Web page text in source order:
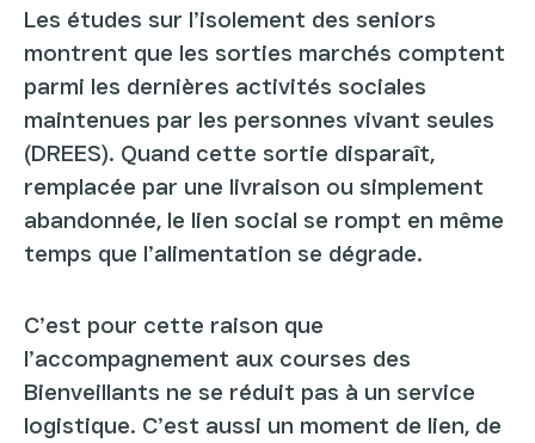
Les études sur l’isolement des seniors
montrent que les sorties marchés comptent
parmi les dernières activités sociales
maintenues par les personnes vivant seules
(DREES). Quand cette sortie disparaît,
remplacée par une livraison ou simplement
abandonnée, le lien social se rompt en même
temps que l’alimentation se dégrade.
C’est pour cette raison que
l’accompagnement aux courses des
Bienveillants ne se réduit pas à un service
logistique. C’est aussi un moment de lien, de